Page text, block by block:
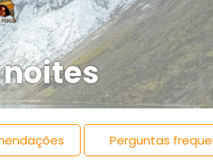
Perguntas